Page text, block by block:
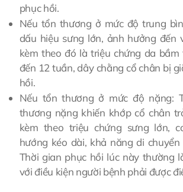
phục hồi.
Nếu tổn thương ở mức độ trung
dấu hiệu sưng lớn, ảnh hưởng đến
kèm theo đó là triệu chứng da bầm
đến 12 tuần, dây chằng cổ chân bị
hồi.
Nếu tổn thương ở mức độ nặng:
thương nặng khiến khớp cổ chân
kèm theo triệu chứng sưng lớn,
hướng kéo dài, khả năng di
Thời gian phục hồi lúc này thường
với điều kiện người bệnh phải được